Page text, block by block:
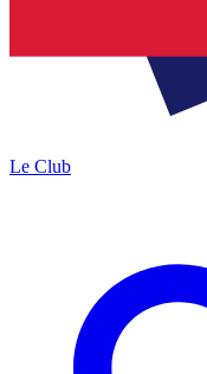
Le Club